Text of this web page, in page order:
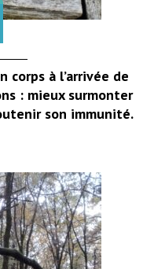
corps à l’arrivée de
: mieux surmonter
son immunité.